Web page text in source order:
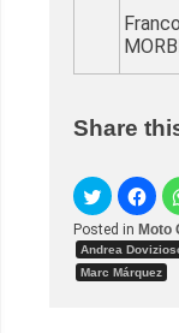
Franco
Share
Posted in Moto
Andrea
Marc Márquez